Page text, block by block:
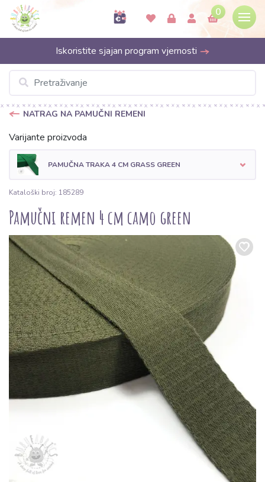
0
Iskoristite sjajan program vjernosti
NATRAG NA PAMUČNI REMENI
Varijante proizvoda
PAMUČNA TRAKA 4 CM GRASS GREEN
Kataloški broj: 185289
Pamučni remen 4 cm camo green